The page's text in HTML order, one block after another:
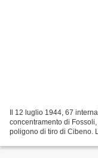
Il 12 luglio 1944, 67
concentramento di
poligono di tiro di Cibeno.